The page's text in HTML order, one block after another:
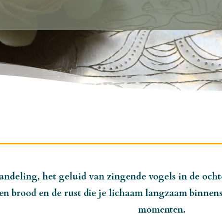
het geluid van zingende vogels in de
brood en de rust die je lichaam langzaam
momenten.